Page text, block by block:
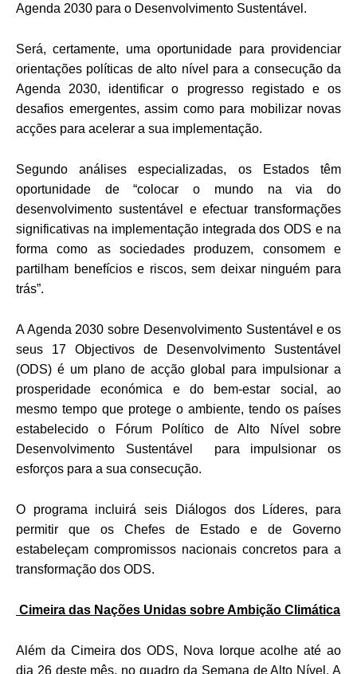
Agenda 2030 para o Desenvolvimento Sustentável.
Será, certamente, uma oportunidade para providenciar
orientações políticas de alto nível para a consecução da
Agenda 2030, identificar o progresso registado e os
desafios emergentes, assim como para mobilizar novas
acções para acelerar a sua implementação.
Segundo análises especializadas, os Estados têm
oportunidade de “colocar o mundo na via do
desenvolvimento sustentável e efectuar transformações
significativas na implementação integrada dos ODS e na
forma como as sociedades produzem, consomem e
partilham benefícios e riscos, sem deixar ninguém para
trás”.
A Agenda 2030 sobre Desenvolvimento Sustentável e os
seus 17 Objectivos de Desenvolvimento Sustentável
(ODS) é um plano de acção global para impulsionar a
prosperidade económica e do bem-estar social, ao
mesmo tempo que protege o ambiente, tendo os países
estabelecido o Fórum Político de Alto Nível sobre
Desenvolvimento Sustentável para impulsionar os
esforços para a sua consecução.
O programa incluirá seis Diálogos dos Líderes, para
permitir que os Chefes de Estado e de Governo
estabeleçam compromissos nacionais concretos para a
transformação dos ODS.
Cimeira das Nações Unidas sobre Ambição Climática
Além da Cimeira dos ODS, Nova Iorque acolhe até ao
dia 26 deste mês, no quadro da Semana de Alto Nível. A